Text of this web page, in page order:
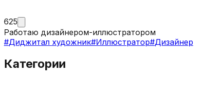
625
Работаю дизайнером-иллюстратором
#Диджитал художник#Иллюстратор#Дизайнер
Категории